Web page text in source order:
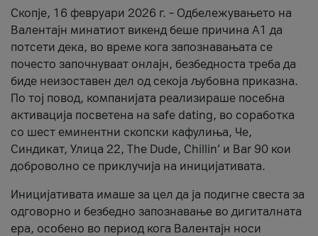
Скопје, 16 февруари 2026 г. – Одбележувањето на
Валентајн минатиот викенд беше причина А1 да
потсети дека, во време кога запознавањата се
почесто започнуваат онлајн, безбедноста треба да
биде неизоставен дел од секоја љубовна приказна.
По тој повод, компанијата реализираше посебна
активација посветена на safe dating, во соработка
со шест еминентни скопски кафулиња, Че,
Синдикат, Улица 22, The Dude, Chillin’ и Bar 90 кои
доброволно се приклучија на иницијативата.
Иницијативата имаше за цел да ја подигне свеста за
одговорно и безбедно запознавање во дигиталната
ера, особено во период кога Валентајн носи